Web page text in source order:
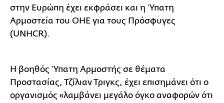
στην Ευρώπη έχει εκφράσει και η Ύπατη
Αρμοστεία του ΟΗΕ για τους Πρόσφυγες
(UNHCR).
Η βοηθός Ύπατη Αρμοστής σε θέματα
Προστασίας, Τζίλιαν Τριγκς, έχει επισημάνει ότι ο
οργανισμός «λαμβάνει μεγάλο όγκο αναφορών ότι